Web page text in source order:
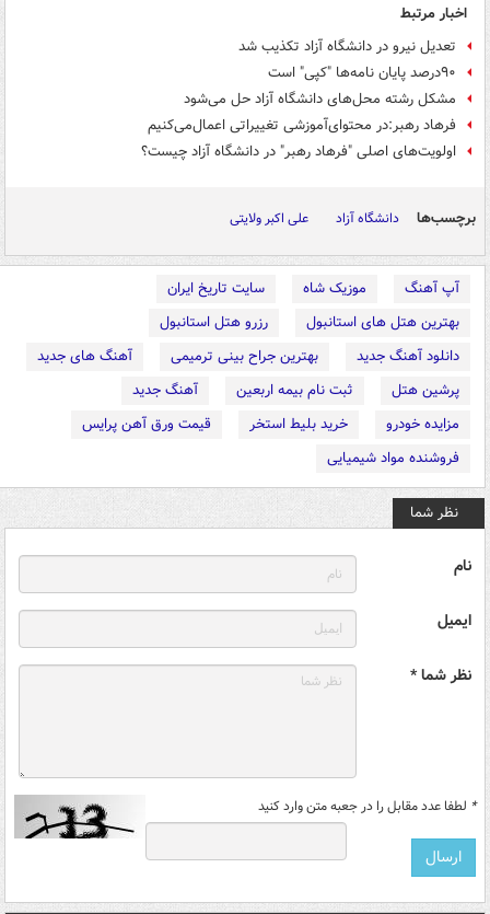
اخبار مرتبط
تعدیل نیرو در دانشگاه آزاد تکذیب شد
۹۰درصد پایان نامه‌ها "کپی" است
مشکل رشته محل‌های دانشگاه آزاد حل می‌شود
فرهاد رهبر:در محتوای‌آموزشی تغییراتی اعمال‌می‌کنیم
اولویت‌های اصلی "فرهاد رهبر" در دانشگاه آزاد چیست؟
برچسب‌ها دانشگاه آزاد علی اکبر ولایتی
آپ آهنگ موزیک شاه
سایت تاریخ ایران
بهترین هتل های استانبول
رزرو هتل استانبول
دانلود آهنگ جدید
بهترین جراح بینی ترمیمی
آهنگ های جدید
پرشین هتل
ثبت نام بیمه اربعین
آهنگ جدید
مزایده خودرو
خرید بلیط استخر
قیمت ورق آهن پرایس
فروشنده مواد شیمیایی
نظر شما
نام
ایمیل
نظر شما *
* لطفا عدد مقابل را در جعبه متن وارد کنید